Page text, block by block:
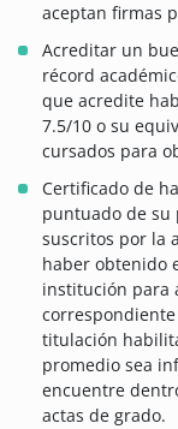
aceptan firmas
Acreditar un
récord
que acredite
7.5/10 o su
cursados para
Certificado de
puntuado de su
suscritos por la
haber obtenido
institución para
titulación
promedio sea
encuentre
actas de grado.